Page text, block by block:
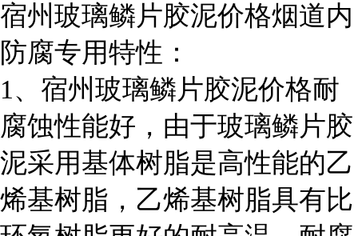
宿州玻璃鳞片胶泥价格烟道内
防腐专用特性：
1、宿州玻璃鳞片胶泥价格耐
腐蚀性能好，由于玻璃鳞片胶
泥采用基体树脂是高性能的乙
烯基树脂，乙烯基树脂具有比